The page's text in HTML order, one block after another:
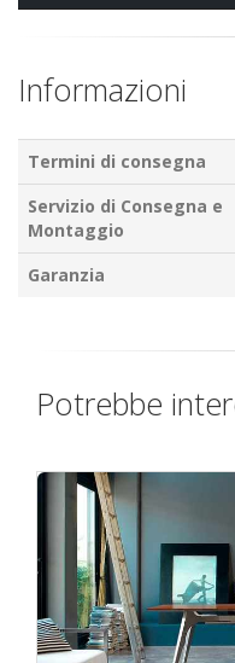
Informazioni
Termini di consegna
Servizio di Consegna e
Montaggio
Garanzia
Potrebbe